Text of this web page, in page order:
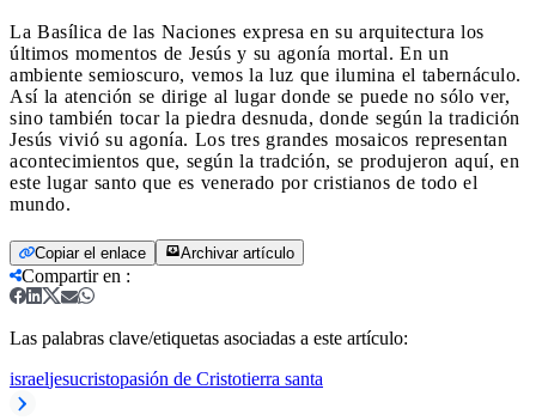
La Basílica de las Naciones expresa en su arquitectura los
últimos momentos de Jesús y su agonía mortal. En un
ambiente semioscuro, vemos la luz que ilumina el tabernáculo.
Así la atención se dirige al lugar donde se puede no sólo ver,
sino también tocar la piedra desnuda, donde según la tradición
Jesús vivió su agonía. Los tres grandes mosaicos representan
acontecimientos que, según la tradción, se produjeron aquí, en
este lugar santo que es venerado por cristianos de todo el
mundo.
Copiar el enlace Archivar artículo
Compartir en :
Las palabras clave/etiquetas asociadas a este artículo:
israeljesucristopasión de Cristotierra santa